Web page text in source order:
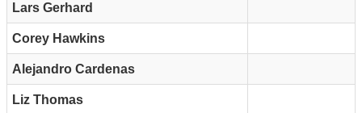
Lars Gerhard
Corey Hawkins
Alejandro Cardenas
Liz Thomas